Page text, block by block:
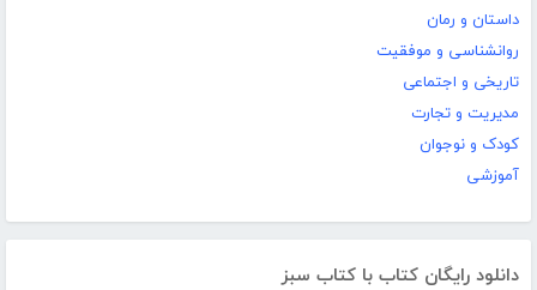
داستان و رمان
روانشناسی و موفقیت
تاریخی و اجتماعی
مدیریت و تجارت
کودک و نوجوان
آموزشی
دانلود رایگان کتاب با کتاب سبز